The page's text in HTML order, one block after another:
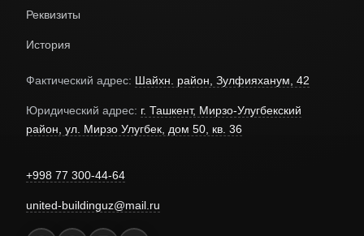
Реквизиты
История
Фактический адрес: Шайхн. район, Зулфияханум, 42
Юридический адрес: г. Ташкент, Мирзо-Улугбекский
район, ул. Мирзо Улугбек, дом 50, кв. 36
+998 77 300-44-64
united-buildinguz@mail.ru